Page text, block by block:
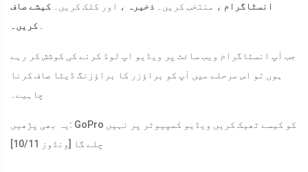
انسٹاگرام ، منتخب کریں۔ ذخیرہ ، اور کلک کریں۔ کیشے صاف
کریں۔ .
جب آپ انسٹاگرام ویب سائٹ پر ویڈیو اپ لوڈ کرنے کی کوشش کر رہے
ہوں تو اس مرحلے میں آپ کو براؤزر کا براؤزنگ ڈیٹا صاف کرنا
چاہیے۔
یہ بھی پڑھیں: GoPro کو کیسے ٹھیک کریں ویڈیو کمپیوٹر پر نہیں
چلے گا [ونڈوز 10/11]